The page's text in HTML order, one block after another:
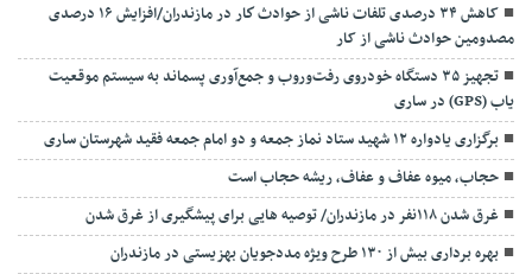
کاهش ۳۴ درصدی تلفات ناشی از حوادث كار در مازندران/افزایش ۱۶ درصدی
مصدومین حوادث ناشی از کار
تجهیز ۳۵ دستگاه خودروی رفت‌وروب و جمع‌آوری پسماند به سیستم موقعیت
یاب (GPS) در ساری
برگزاری یادواره ۱۲ شهید ستاد نماز جمعه و دو امام جمعه فقید شهرستان ساری
حجاب، میوه عفاف و عفاف، ریشه حجاب است
غرق شدن ۱۱۸نفر در مازندران/ توصيه هايی برای پيشگيری از غرق شدن
بهره برداری بیش از ۱۳۰ طرح ویژه مددجویان بهزیستی در مازندران